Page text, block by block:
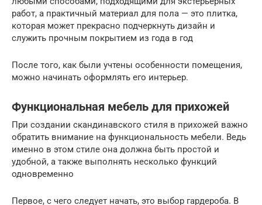
работ, а практичный материал для пола — это плитка,
которая может прекрасно подчеркнуть дизайн и
служить прочным покрытием из года в год
После того, как были учтены особенности помещения,
можно начинать оформлять его интерьер.
Функциональная мебель для прихожей
При создании скандинавского стиля в прихожей важно
обратить внимание на функциональность мебели. Ведь
именно в этом стиле она должна быть простой и
удобной, а также выполнять несколько функций
одновременно
Первое, с чего следует начать, это выбор гардероба. В